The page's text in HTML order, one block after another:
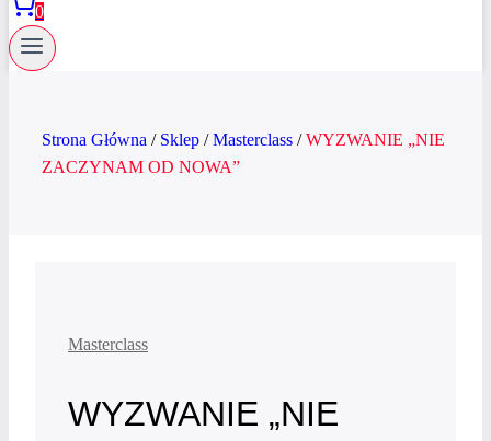
0
Strona Główna / Sklep / Masterclass / WYZWANIE „NIE
ZACZYNAM OD NOWA”
Masterclass
WYZWANIE „NIE